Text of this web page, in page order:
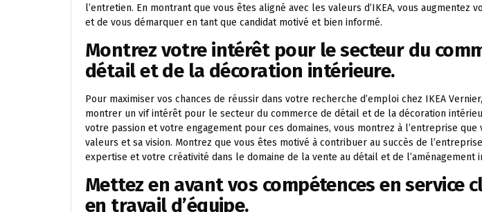
l’entretien. En montrant que vous êtes aligné avec les valeurs d’IKEA, vous augmentez
et de vous démarquer en tant que candidat motivé et bien informé.
Montrez votre intérêt pour le secteur du
détail et de la décoration intérieure.
Pour maximiser vos chances de réussir dans votre recherche d’emploi chez IKEA
montrer un vif intérêt pour le secteur du commerce de détail et de la décoration
votre passion et votre engagement pour ces domaines, vous montrez à l’entreprise que
valeurs et sa vision. Montrez que vous êtes motivé à contribuer au succès de
expertise et votre créativité dans le domaine de la vente au détail et de l’aménagement
Mettez en avant vos compétences en service
en travail d’équipe.